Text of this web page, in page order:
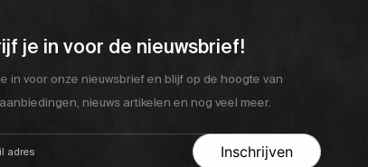
je in voor de nieuwsbrief!
in voor onze nieuwsbrief en blijf op de hoogte van
nieuws artikelen en nog veel meer.